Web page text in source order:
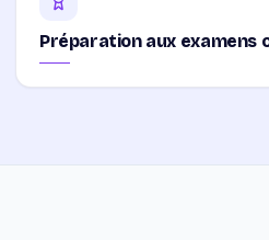
Préparation aux examens